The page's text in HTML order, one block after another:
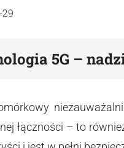
5G –
łączności – to